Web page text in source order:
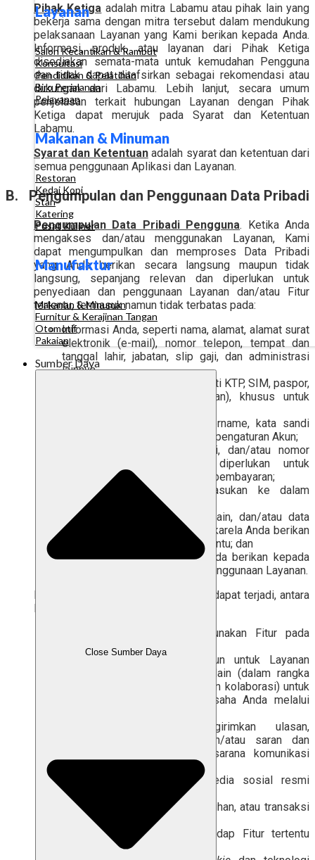
Layanan
Salon Kecantikan & Rambut
Konsultasi
Pendidikan & Pelatihan
Biro Perjalanan
Pelayanan
Makanan & Minuman
Restoran
Kedai Kopi
Stan
Katering
Pusat Kuliner
Manufaktur
Makanan & Minuman
Furnitur & Kerajinan Tangan
Otomotif
Pakaian
Sumber Daya
Close Sumber Daya
Pihak Ketiga adalah mitra Labamu atau pihak lain yang
bekerja sama dengan mitra tersebut dalam mendukung
pelaksanaan Layanan yang Kami berikan kepada Anda.
Informasi, produk, atau layanan dari Pihak Ketiga
disediakan semata-mata untuk kemudahan Pengguna
dan tidak dapat ditafsirkan sebagai rekomendasi atau
dukungan dari Labamu. Lebih lanjut, secara umum
penjelasan terkait hubungan Layanan dengan Pihak
Ketiga dapat merujuk pada Syarat dan Ketentuan
Labamu.
Syarat dan Ketentuanadalah syarat dan ketentuan dari
semua penggunaan Aplikasi dan Layanan.
B. Pengumpulan dan Penggunaan Data Pribadi
Pengumpulan Data Pribadi Pengguna. Ketika Anda
mengakses dan/atau menggunakan Layanan, Kami
dapat mengumpulkan dan memproses Data Pribadi
yang Anda berikan secara langsung maupun tidak
langsung, sepanjang relevan dan diperlukan untuk
penyediaan dan penggunaan Layanan dan/atau Fitur
tertentu, termasuk namun tidak terbatas pada:
Informasi Anda, seperti nama, alamat, alamat surat
elektronik (e-mail), nomor telepon, tempat dan
tanggal lahir, jabatan, slip gaji, dan administrasi
lainnya.
Informasi kartu identitas, seperti KTP, SIM, paspor,
NPWP, KITAS (apabila relevan), khusus untuk
Informasi Akun, termasuk username, kata sandi
(dalam bentuk terenkripsi), dan pengaturan Akun;
Informasi keuangan, transaksi, dan/atau nomor
rekening Bank, sepanjang diperlukan untuk
memfasilitasi pengiriman data pembayaran;
Data Bisnis yang Anda masukan ke dalam
Layanan;
Foto diri, video, data visual lain, dan/atau data
biometrik sepanjang secara sukarela Anda berikan
atau diwajibkan untuk Fitur tertentu; dan
Data lain yang secara sah Anda berikan kepada
Labamu sehubungan dengan penggunaan Layanan.
Pengumpulan Data Pribadi tersebut dapat terjadi, antara
lain, ketika Anda:
mengakses dan/atau menggunakan Fitur pada
Layanan;
mendaftar dan membuat akun untuk Layanan
dan/atau layanan pendukung lain (dalam rangka
membangun koneksi, relasi, dan kolaborasi) untuk
mendukung pengembangan usaha Anda melalui
menanggapi survei, mengirimkan ulasan,
pertanyaan, pesan, kritik dan/atau saran dan
menghubungi Kami melalui sarana komunikasi
berinteraksi dengan akun media sosial resmi
Kami;
melakukan pembayaran, penagihan, atau transaksi
terkait Layanan;
memberikan izin akses terhadap Fitur tertentu
pada perangkat Anda; atau